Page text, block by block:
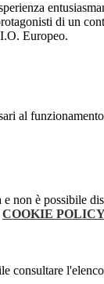
di un
Europeo.
al
non è possibile
COOKIE
consultare